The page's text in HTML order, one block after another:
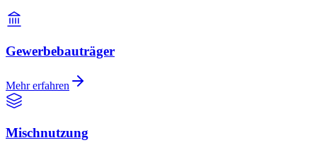
Gewerbebauträger
Mehr erfahren
Mischnutzung